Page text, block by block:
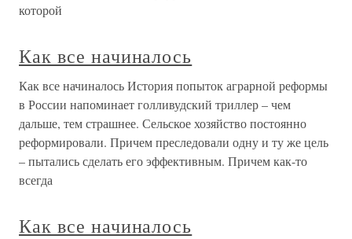
которой
Как все начиналось
Как все начиналось История попыток аграрной реформы
в России напоминает голливудский триллер – чем
дальше, тем страшнее. Сельское хозяйство постоянно
реформировали. Причем преследовали одну и ту же цель
– пытались сделать его эффективным. Причем как-то
всегда
Как все начиналось